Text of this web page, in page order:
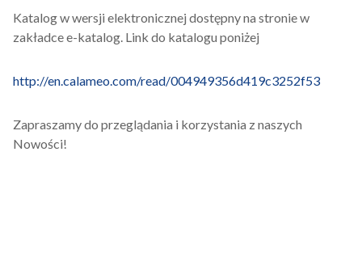
Katalog w wersji elektronicznej dostępny na stronie w
zakładce e-katalog. Link do katalogu poniżej
http://en.calameo.com/read/004949356d419c3252f53
Zapraszamy do przeglądania i korzystania z naszych
Nowości!